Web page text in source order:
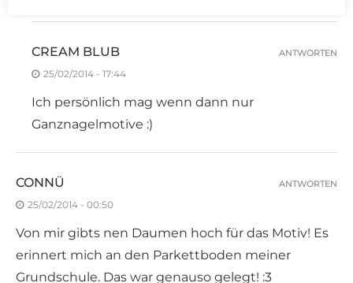
CREAM BLUB
25/02/2014 - 17:44
Ich persönlich mag wenn dann nur
Ganznagelmotive :)
ANTWORTEN
CONNÜ
25/02/2014 - 00:50
Von mir gibts nen Daumen hoch für das Motiv! Es
erinnert mich an den Parkettboden meiner
Grundschule. Das war genauso gelegt! :3
ANTWORTEN